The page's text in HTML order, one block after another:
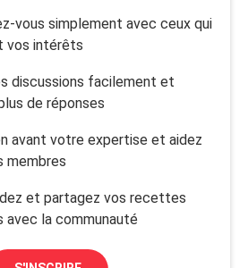
vous simplement avec ceux qui
vos intérêts
discussions facilement et
de réponses
avant votre expertise et aidez
membres
et partagez vos recettes
avec la communauté